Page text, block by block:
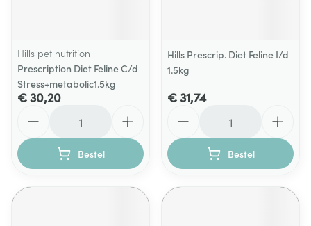
Hills pet nutrition
Prescription Diet Feline C/d
Stress+metabolic1.5kg
€ 30,20
Bestel
Hills Prescrip. Diet Feline I/d
1.5kg
€ 31,74
Bestel